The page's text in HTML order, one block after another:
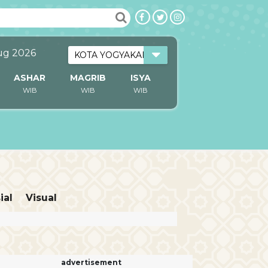
2026
ASHAR MAGRIB ISYA
WIB WIB WIB
Visual
advertisement